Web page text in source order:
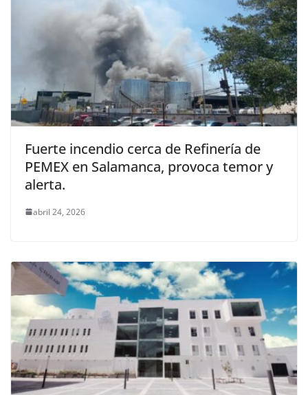
Fuerte incendio cerca de Refinería de
PEMEX en Salamanca, provoca temor y
alerta.
abril 24, 2026